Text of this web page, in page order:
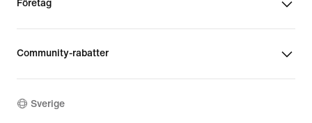
Företag
Community-rabatter
Sverige